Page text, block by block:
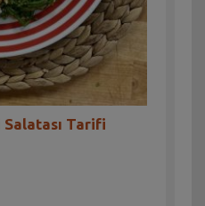
Tarifi